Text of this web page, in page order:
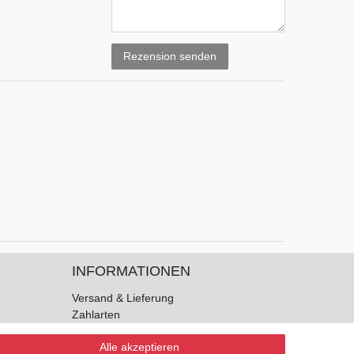
Rezension senden
INFORMATIONEN
Versand & Lieferung
Zahlarten
Alle akzeptieren